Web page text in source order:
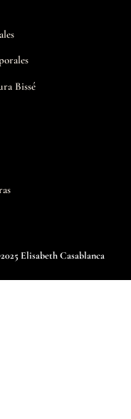
Bissé
Elisabeth Casablanca